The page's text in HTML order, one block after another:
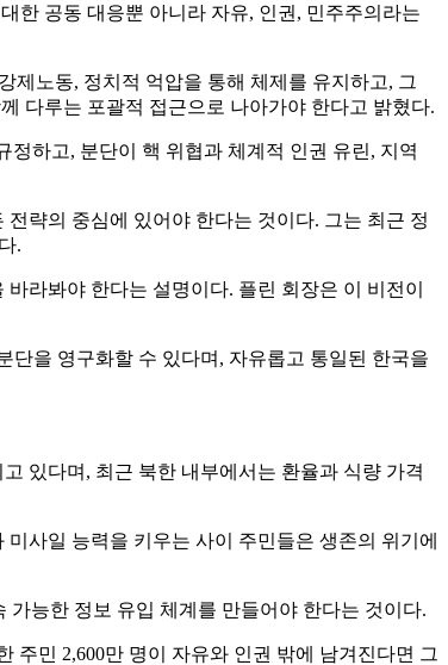
한 공동 대응뿐 아니라 자유, 인권, 민주주의라는
제노동, 정치적 억압을 통해 체제를 유지하고, 그
다루는 포괄적 접근으로 나아가야 한다고 밝혔다.
하고, 분단이 핵 위협과 체계적 인권 유린, 지역
략의 중심에 있어야 한다는 것이다. 그는 최근 정
.
라봐야 한다는 설명이다. 플린 회장은 이 비전이
단을 영구화할 수 있다며, 자유롭고 통일된 한국을
있다며, 최근 북한 내부에서는 환율과 식량 가격
사일 능력을 키우는 사이 주민들은 생존의 위기에
능한 정보 유입 체계를 만들어야 한다는 것이다.
주민 2,600만 명이 자유와 인권 밖에 남겨진다면 그